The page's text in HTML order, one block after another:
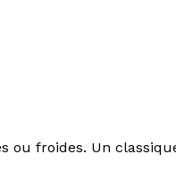
ou froides. Un